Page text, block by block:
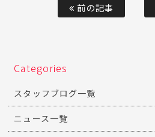
前の記事
Categories
スタッフブログ一覧
ニュース一覧